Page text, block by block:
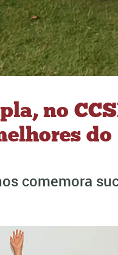
no
comemora